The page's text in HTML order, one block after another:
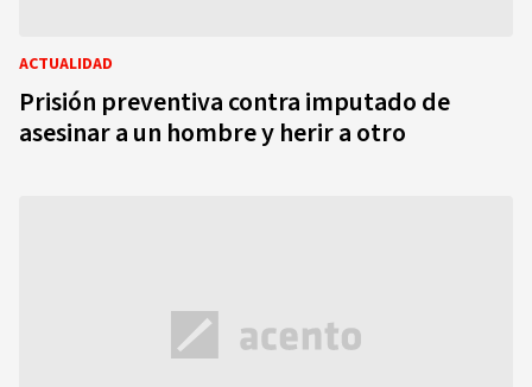
ACTUALIDAD
Prisión preventiva contra imputado de
asesinar a un hombre y herir a otro